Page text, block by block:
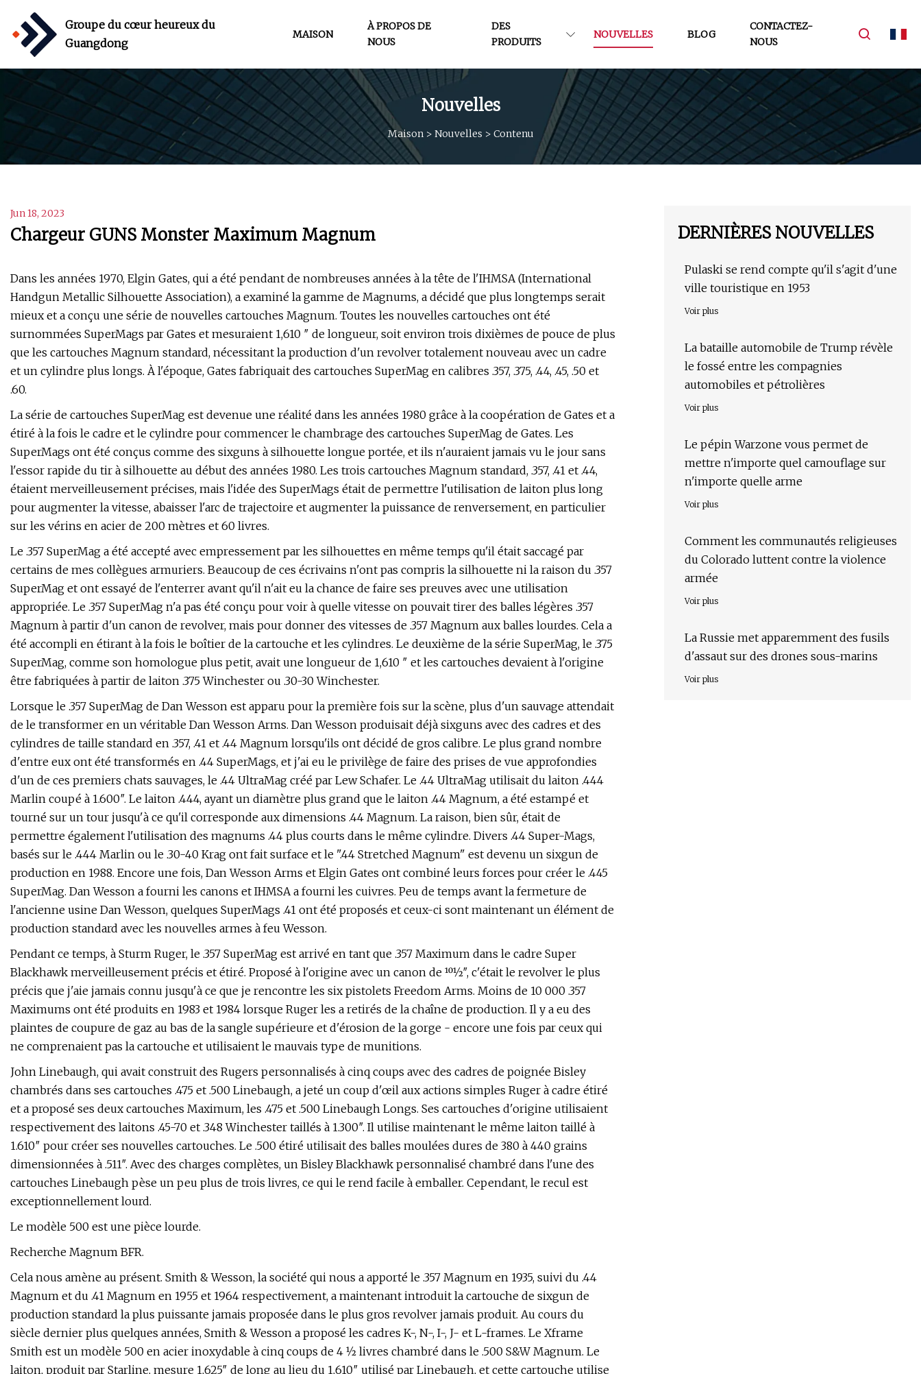
Groupe du cœur heureux du
Guangdong
MAISON
À PROPOS DE
NOUS
DES
PRODUITS
NOUVELLES BLOG
CONTACTEZ-
NOUS
Nouvelles
Maison > Nouvelles > Contenu
Jun 18, 2023
Chargeur GUNS Monster Maximum Magnum
Dans les années 1970, Elgin Gates, qui a été pendant de nombreuses années à la tête de l'IHMSA (International
Handgun Metallic Silhouette Association), a examiné la gamme de Magnums, a décidé que plus longtemps serait
mieux et a conçu une série de nouvelles cartouches Magnum. Toutes les nouvelles cartouches ont été
surnommées SuperMags par Gates et mesuraient 1,610 ″ de longueur, soit environ trois dixièmes de pouce de plus
que les cartouches Magnum standard, nécessitant la production d'un revolver totalement nouveau avec un cadre
et un cylindre plus longs. À l'époque, Gates fabriquait des cartouches SuperMag en calibres .357, .375, .44, .45, .50 et
.60.
La série de cartouches SuperMag est devenue une réalité dans les années 1980 grâce à la coopération de Gates et a
étiré à la fois le cadre et le cylindre pour commencer le chambrage des cartouches SuperMag de Gates. Les
SuperMags ont été conçus comme des sixguns à silhouette longue portée, et ils n'auraient jamais vu le jour sans
l'essor rapide du tir à silhouette au début des années 1980. Les trois cartouches Magnum standard, .357, .41 et .44,
étaient merveilleusement précises, mais l'idée des SuperMags était de permettre l'utilisation de laiton plus long
pour augmenter la vitesse, abaisser l'arc de trajectoire et augmenter la puissance de renversement, en particulier
sur les vérins en acier de 200 mètres et 60 livres.
Le .357 SuperMag a été accepté avec empressement par les silhouettes en même temps qu'il était saccagé par
certains de mes collègues armuriers. Beaucoup de ces écrivains n'ont pas compris la silhouette ni la raison du .357
SuperMag et ont essayé de l'enterrer avant qu'il n'ait eu la chance de faire ses preuves avec une utilisation
appropriée. Le .357 SuperMag n'a pas été conçu pour voir à quelle vitesse on pouvait tirer des balles légères .357
Magnum à partir d'un canon de revolver, mais pour donner des vitesses de .357 Magnum aux balles lourdes. Cela a
été accompli en étirant à la fois le boîtier de la cartouche et les cylindres. Le deuxième de la série SuperMag, le .375
SuperMag, comme son homologue plus petit, avait une longueur de 1,610 ″ et les cartouches devaient à l'origine
être fabriquées à partir de laiton .375 Winchester ou .30-30 Winchester.
Lorsque le .357 SuperMag de Dan Wesson est apparu pour la première fois sur la scène, plus d'un sauvage attendait
de le transformer en un véritable Dan Wesson Arms. Dan Wesson produisait déjà sixguns avec des cadres et des
cylindres de taille standard en .357, .41 et .44 Magnum lorsqu'ils ont décidé de gros calibre. Le plus grand nombre
d'entre eux ont été transformés en .44 SuperMags, et j'ai eu le privilège de faire des prises de vue approfondies
d'un de ces premiers chats sauvages, le .44 UltraMag créé par Lew Schafer. Le .44 UltraMag utilisait du laiton .444
Marlin coupé à 1.600″. Le laiton .444, ayant un diamètre plus grand que le laiton .44 Magnum, a été estampé et
tourné sur un tour jusqu'à ce qu'il corresponde aux dimensions .44 Magnum. La raison, bien sûr, était de
permettre également l'utilisation des magnums .44 plus courts dans le même cylindre. Divers .44 Super-Mags,
basés sur le .444 Marlin ou le .30-40 Krag ont fait surface et le ".44 Stretched Magnum" est devenu un sixgun de
production en 1988. Encore une fois, Dan Wesson Arms et Elgin Gates ont combiné leurs forces pour créer le .445
SuperMag. Dan Wesson a fourni les canons et IHMSA a fourni les cuivres. Peu de temps avant la fermeture de
l'ancienne usine Dan Wesson, quelques SuperMags .41 ont été proposés et ceux-ci sont maintenant un élément de
production standard avec les nouvelles armes à feu Wesson.
Pendant ce temps, à Sturm Ruger, le .357 SuperMag est arrivé en tant que .357 Maximum dans le cadre Super
Blackhawk merveilleusement précis et étiré. Proposé à l'origine avec un canon de 101⁄2″, c'était le revolver le plus
précis que j'aie jamais connu jusqu'à ce que je rencontre les six pistolets Freedom Arms. Moins de 10 000 .357
Maximums ont été produits en 1983 et 1984 lorsque Ruger les a retirés de la chaîne de production. Il y a eu des
plaintes de coupure de gaz au bas de la sangle supérieure et d'érosion de la gorge - encore une fois par ceux qui
ne comprenaient pas la cartouche et utilisaient le mauvais type de munitions.
John Linebaugh, qui avait construit des Rugers personnalisés à cinq coups avec des cadres de poignée Bisley
chambrés dans ses cartouches .475 et .500 Linebaugh, a jeté un coup d'œil aux actions simples Ruger à cadre étiré
et a proposé ses deux cartouches Maximum, les .475 et .500 Linebaugh Longs. Ses cartouches d'origine utilisaient
respectivement des laitons .45-70 et .348 Winchester taillés à 1.300″. Il utilise maintenant le même laiton taillé à
1.610″ pour créer ses nouvelles cartouches. Le .500 étiré utilisait des balles moulées dures de 380 à 440 grains
dimensionnées à .511″. Avec des charges complètes, un Bisley Blackhawk personnalisé chambré dans l'une des
cartouches Linebaugh pèse un peu plus de trois livres, ce qui le rend facile à emballer. Cependant, le recul est
exceptionnellement lourd.
Le modèle 500 est une pièce lourde.
Recherche Magnum BFR.
Cela nous amène au présent. Smith & Wesson, la société qui nous a apporté le .357 Magnum en 1935, suivi du .44
Magnum et du .41 Magnum en 1955 et 1964 respectivement, a maintenant introduit la cartouche de sixgun de
production standard la plus puissante jamais proposée dans le plus gros revolver jamais produit. Au cours du
siècle dernier plus quelques années, Smith & Wesson a proposé les cadres K-, N-, I-, J- et L-frames. Le Xframe
Smith est un modèle 500 en acier inoxydable à cinq coups de 4 1⁄2 livres chambré dans le .500 S&W Magnum. Le
laiton, produit par Starline, mesure 1,625″ de long au lieu du 1,610″ utilisé par Linebaugh, et cette cartouche utilise
DERNIÈRES NOUVELLES
Pulaski se rend compte qu'il s'agit d'une
ville touristique en 1953
Voir plus
La bataille automobile de Trump révèle
le fossé entre les compagnies
automobiles et pétrolières
Voir plus
Le pépin Warzone vous permet de
mettre n'importe quel camouflage sur
n'importe quelle arme
Voir plus
Comment les communautés religieuses
du Colorado luttent contre la violence
armée
Voir plus
La Russie met apparemment des fusils
d'assaut sur des drones sous-marins
Voir plus